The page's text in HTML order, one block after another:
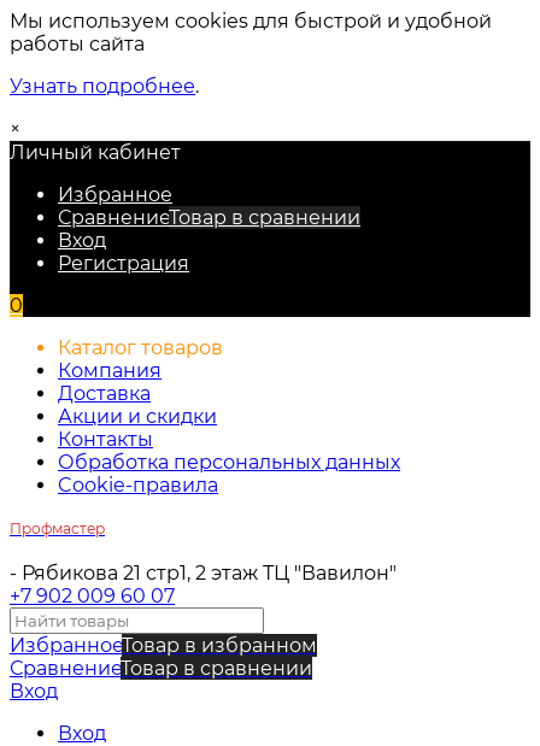
Мы используем cookies для быстрой и удобной
работы сайта
Узнать подробнее.
×
Личный кабинет
Избранное
СравнениеТовар в сравнении
Вход
Регистрация
0
Каталог товаров
Компания
Доставка
Акции и скидки
Контакты
Обработка персональных данных
Cookie-правила
Профмастер
- Рябикова 21 стр1, 2 этаж ТЦ "Вавилон"
+7 902 009 60 07
ИзбранноеТовар в избранном
СравнениеТовар в сравнении
Вход
Вход